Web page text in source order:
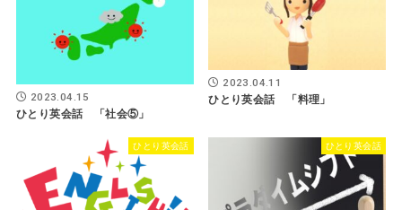
2023.04.15
ひとり英会話 「社会⑤」
2023.04.11
ひとり英会話 「料理」
ひとり英会話 ひとり英会話